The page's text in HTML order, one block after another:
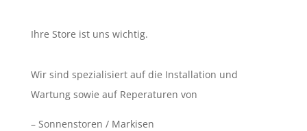
Ihre Store ist uns wichtig.
Wir sind spezialisiert auf die Installation und
Wartung sowie auf Reperaturen von
– Sonnenstoren / Markisen